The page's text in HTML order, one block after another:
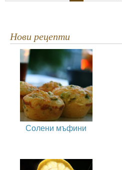
Нови рецепти
Солени мъфини